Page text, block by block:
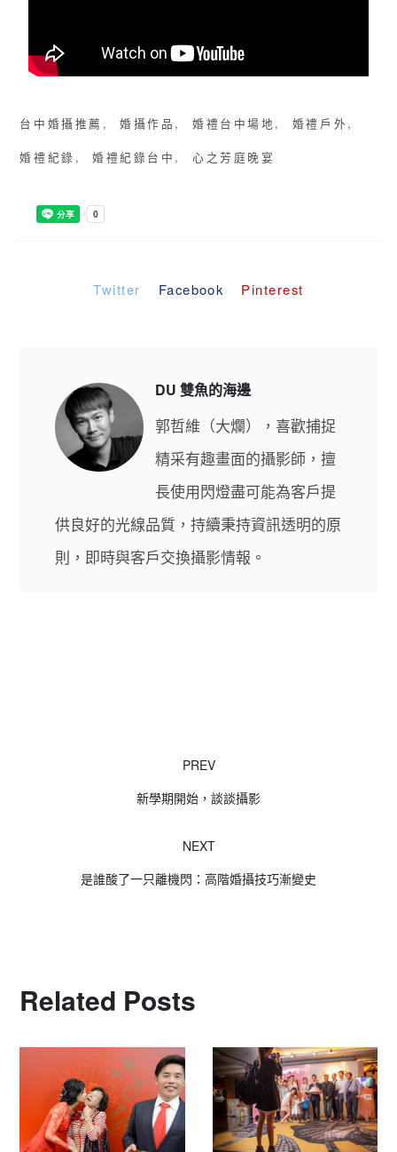
台中婚攝推薦 婚攝作品 婚禮台中場地
婚禮戶外
婚禮紀錄
婚禮紀錄台中 心之芳庭晚宴
Twitter Facebook Pinterest
DU 雙魚的海邊
郭哲維（大爛），喜歡捕捉
精采有趣畫面的攝影師，擅
長使用閃燈盡可能為客戶提
供良好的光線品質，持續秉持資訊透明的原
則，即時與客戶交換攝影情報。
PREV
新學期開始，談談攝影
NEXT
是誰酸了一只離機閃：高階婚攝技巧漸變史
Related Posts